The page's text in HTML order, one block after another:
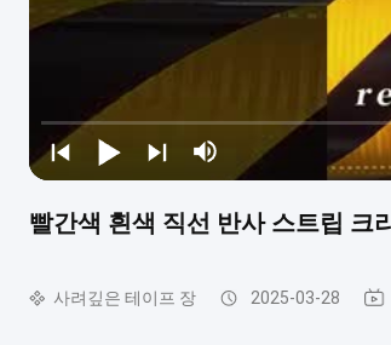
빨간색 흰색 직선 반사 스트립 크
사려깊은 테이프 장 2025-03-28